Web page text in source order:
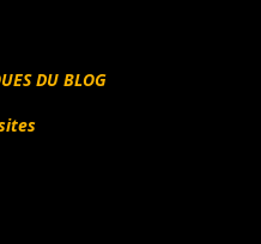
DU BLOG